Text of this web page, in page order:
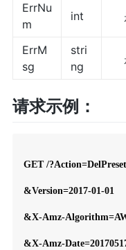
ErrNu
m
int
ErrM
sg
stri
ng
请求示例：
GET /?Action=DelPreset
&Version=2017-01-01
&X-Amz-
&X-Amz-